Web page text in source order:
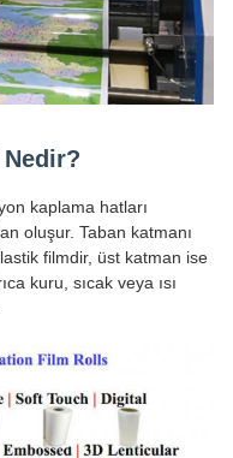
kaplama hatları
oluşur. Taban katmanı
filmdir, üst katman ise
kuru, sıcak veya ısı